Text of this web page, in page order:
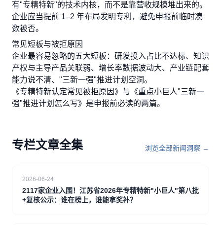
有"专精特新"的技术内核，而不是靠营收规模堆出来的。
企业应当提前 1–2 年布局发明专利，避免申报前临时凑
数被否。
常见短板与被拒原因
企业最容易忽略的五大短板：研发投入占比不达标、知识
产权与主导产品关联弱、增长率数据波动大、产业链配套
能力说不清、"三新一强"推进计划空洞。
《专精特新认定常见被拒原因》与《重点小巨人"三新一
强"推进计划怎么写》是申报前必读的两篇。
专栏文章全集 浏览全部新闻洞察 →
2026-06-24
2117家企业入围！江苏省2026年专精特新"小巨人"第八批
+复核公示：谁在榜上，谁能拿奖补？